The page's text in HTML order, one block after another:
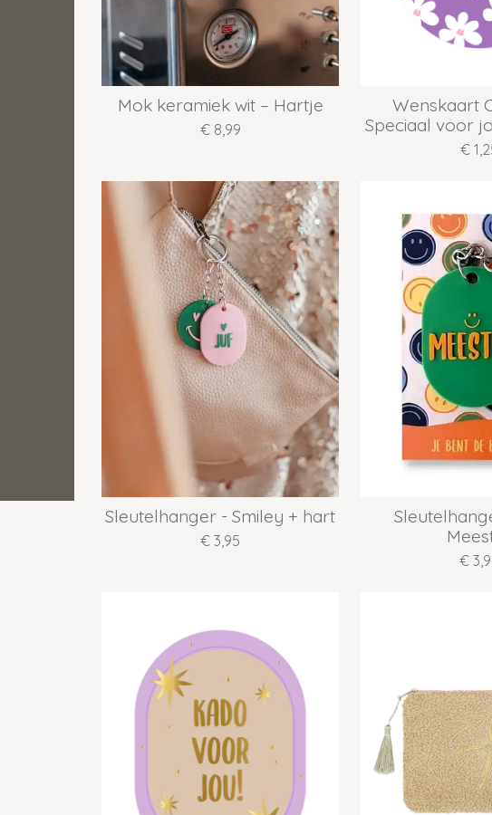
Mok keramiek wit – Hartje
€ 8,99
Wenskaart
Speciaal voor
€
Sleutelhanger - Smiley + hart
€ 3,95
€